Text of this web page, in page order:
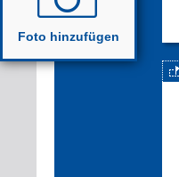
Foto hinzufügen